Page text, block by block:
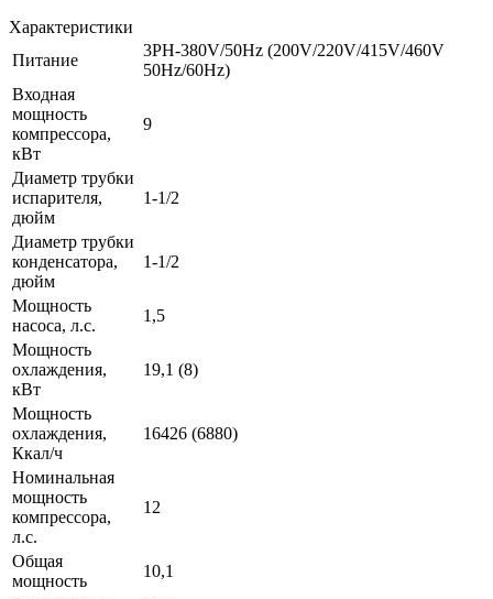
Характеристики
Питание
3PH-380V/50Hz (200V/220V/415V/460V
50Hz/60Hz)
Входная
мощность
компрессора,
кВт
9
Диаметр трубки
испарителя,
дюйм
1-1/2
Диаметр трубки
конденсатора,
дюйм
1-1/2
Мощность
насоса, л.с.
1,5
Мощность
охлаждения,
кВт
19,1 (8)
Мощность
охлаждения,
Ккал/ч
16426 (6880)
Номинальная
мощность
компрессора,
л.с.
12
Общая
мощность
10,1